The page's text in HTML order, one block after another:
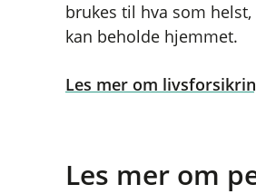
brukes til hva som
kan beholde hjemmet.
Les mer om
Les mer om